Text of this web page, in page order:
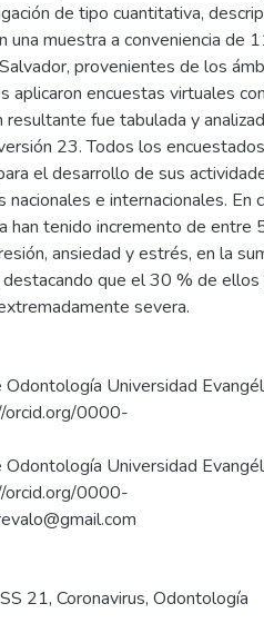
de tipo cuantitativa,
una muestra a conveniencia de
provenientes de los
aplicaron encuestas virtuales
fue tabulada y
23. Todos los
el desarrollo de sus
e internacionales. En
han tenido incremento de entre
ansiedad y estrés, en la
que el 30 % de
severa.
Universidad
orcid.org/0000-
Universidad
orcid.org/0000-
21, Coronavirus, Odontología